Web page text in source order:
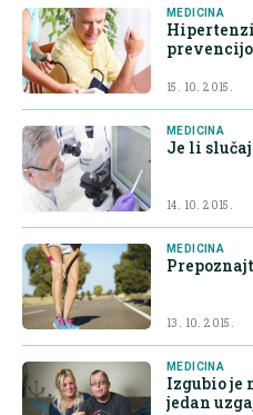
MEDICINA
15. 10. 2015.
MEDICINA
Je li
14. 10. 2015.
MEDICINA
13. 10. 2015.
MEDICINA
Izgubio je
jedan